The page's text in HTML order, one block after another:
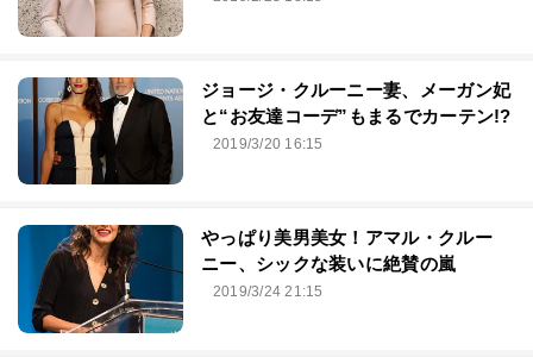
ジョージ・クルーニー妻、メーガン妃
と“お友達コーデ”もまるでカーテン!?
2019/3/20 16:15
やっぱり美男美女！アマル・クルー
ニー、シックな装いに絶賛の嵐
2019/3/24 21:15